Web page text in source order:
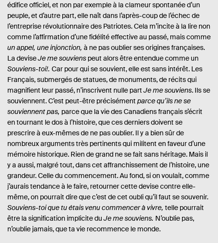
édifice officiel, et non par exemple à la clameur spontanée d’un
peuple, et d’autre part, elle naît dans l’après-coup de l’échec de
l’entreprise révolutionnaire des Patriotes. Cela m’incite à la lire non
comme l’affirmation d’une fidélité effective au passé, mais comme
un appel, une injonction, à ne pas oublier ses origines françaises.
La deviseJe me souviens peut alors être entendue comme un
Souviens-toi!. Car pour qui se souvient, elle est sans intérêt. Les
Français, submergés de statues, de monuments, de récits qui
magnifient leur passé, n’inscrivent nulle partJe me souviens. Ils se
souviennent. C’est peut-être précisément parce qu’ils ne se
souviennent pas, parce que la vie des Canadiens français s’écrit
en tournant le dos à l’histoire, que ces derniers doivent se
prescrire à eux-mêmes de ne pas oublier. Il y a bien sûr de
nombreux arguments très pertinents qui militent en faveur d’une
mémoire historique. Rien de grand ne se fait sans héritage. Mais il
y a aussi, malgré tout, dans cet affranchissement de l’histoire, une
grandeur. Celle du commencement. Au fond, si on voulait, comme
j’aurais tendance à le faire, retourner cette devise contre elle-
même, on pourrait dire que c’est de cet oubli qu’il faut se souvenir.
Souviens-toi que tu étais venu commencer à vivre, telle pourrait
être la signification implicite duJe me souviens. N’oublie pas,
n’oublie jamais, que ta vie recommence le monde.